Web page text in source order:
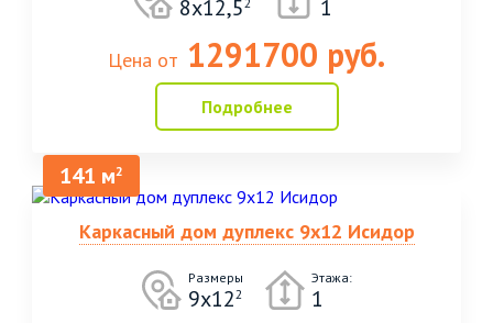
8х12,5 1
Цена от 1291700 руб.
Подробнее
141 м2
Каркасный дом дуплекс 9х12 Исидор
Размеры
9х122
Этажа:
1